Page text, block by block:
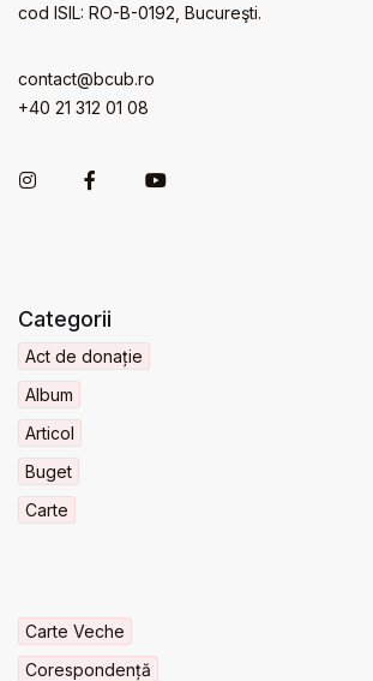
cod ISIL: RO-B-0192, Bucureşti.
contact@bcub.ro
+40 21 312 01 08
Categorii
Act de donație
Album
Articol
Buget
Carte
Carte Veche
Corespondență